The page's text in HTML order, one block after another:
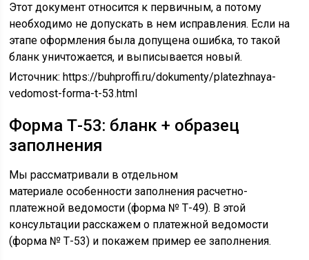
Этот документ относится к первичным, а потому
необходимо не допускать в нем исправления. Если на
этапе оформления была допущена ошибка, то такой
бланк уничтожается, и выписывается новый.
Источник:https://buhproffi.ru/dokumenty/platezhnaya-
vedomost-forma-t-53.html
Форма Т-53: бланк + образец
заполнения
Мы рассматривали в отдельном
материале особенности заполнения расчетно-
платежной ведомости (форма № Т-49). В этой
консультации расскажем о платежной ведомости
(форма № Т-53) и покажем пример ее заполнения.